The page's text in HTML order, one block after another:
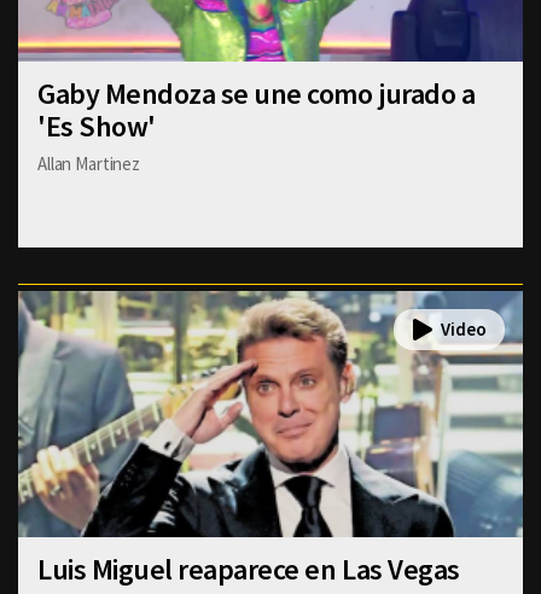
Gaby Mendoza se une como jurado a
'Es Show'
Allan Martinez
Luis Miguel reaparece en Las Vegas